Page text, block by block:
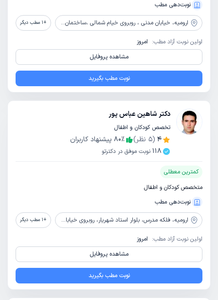
نوبت‌دهی مطب
ارومیه، خیابان مدنی ، روبروی خیام شمالی ،ساختمان آزمایشکاه دکتر میلانی ،طبقه2 +
1 مطب دیگر
اولین نوبت آزاد مطب: امروز
مشاهده پروفایل
نوبت مطب بگیرید
دکتر شاهین عباس پور
تخصص کودکان و اطفال
4
(
5 نظر) 80٪
پیشنهاد کاربران
118 نوبت موفق در دکترتو
کمترین معطلی
متخصص کودکان و اطفال
نوبت‌دهی مطب
ارومیه، فلکه مدرس، بلوار استاد شهریار، روبروی خیابان شکارچی +
1 مطب دیگر
اولین نوبت آزاد مطب: امروز
مشاهده پروفایل
نوبت مطب بگیرید